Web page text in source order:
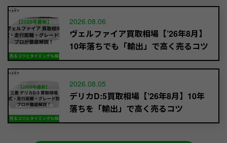
2026.08.06
ヴェルファイア買取相場【’26年8月】
10年落ちでも「輸出」で高く売るコツ
2026.08.05
デリカD:5買取相場【’26年8月】10年
落ちを「輸出」で高く売るコツ